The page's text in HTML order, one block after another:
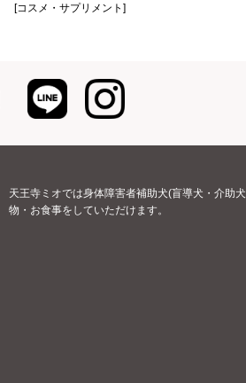
[コスメ・サプリメント]
天王寺ミオでは身体障害者補助犬(盲導犬・介助
物・お食事をしていただけます。